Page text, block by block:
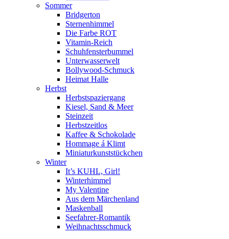
Sommer
Bridgerton
Sternenhimmel
Die Farbe ROT
Vitamin-Reich
Schuhfensterbummel
Unterwasserwelt
Bollywood-Schmuck
Heimat Halle
Herbst
Herbstspaziergang
Kiesel, Sand & Meer
Steinzeit
Herbstzeitlos
Kaffee & Schokolade
Hommage á Klimt
Miniaturkunststückchen
Winter
It’s KUHL, Girl!
Winterhimmel
My Valentine
Aus dem Märchenland
Maskenball
Seefahrer-Romantik
Weihnachtsschmuck